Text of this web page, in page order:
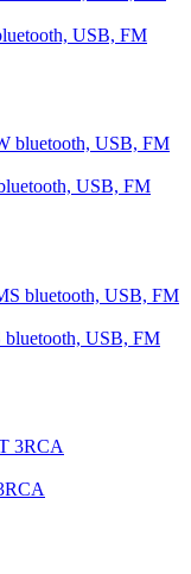
USB, FM
USB, FM
USB, FM